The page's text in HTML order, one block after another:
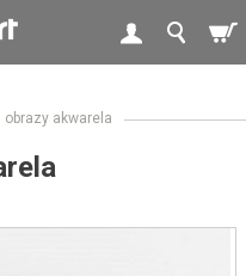
obrazy akwarela